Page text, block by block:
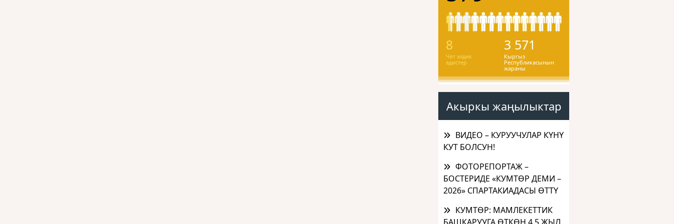
8
Чет элдик
адистер
3 571
Кыргыз
Республикасынын
жараны
Акыркы жаңылыктар
ВИДЕО – КУРУУЧУЛАР КҮНҮ
КУТ БОЛСУН!
ФОТОРЕПОРТАЖ –
БОСТЕРИДЕ «КУМТӨР ДЕМИ –
2026» СПАРТАКИАДАСЫ ӨТТҮ
КУМТӨР: МАМЛЕКЕТТИК
БАШКАРУУГА ӨТКӨН 4,5 ЖЫЛ